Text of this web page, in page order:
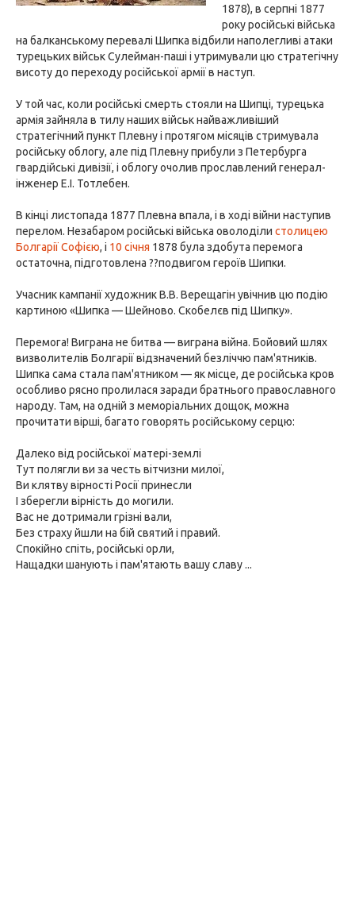
1878), в серпні 1877
року російські війська
на балканському перевалі Шипка відбили наполегливі атаки
турецьких військ Сулейман-паші і утримували цю стратегічну
висоту до переходу російської армії в наступ.
У той час, коли російські смерть стояли на Шипці, турецька
армія зайняла в тилу наших військ найважливіший
стратегічний пункт Плевну і протягом місяців стримувала
російську облогу, але під Плевну прибули з Петербурга
гвардійські дивізії, і облогу очолив прославлений генерал-
інженер Е.І. Тотлебен.
В кінці листопада 1877 Плевна впала, і в ході війни наступив
перелом. Незабаром російські війська оволоділи столицею
Болгарії Софією, і 10 січня 1878 була здобута перемога
остаточна, підготовлена ??подвигом героїв Шипки.
Учасник кампанії художник В.В. Верещагін увічнив цю подію
картиною «Шипка — Шейново. Скобелєв під Шипку».
Перемога! Виграна не битва — виграна війна. Бойовий шлях
визволителів Болгарії відзначений безліччю пам'ятників.
Шипка сама стала пам'ятником — як місце, де російська кров
особливо рясно пролилася заради братнього православного
народу. Там, на одній з меморіальних дощок, можна
прочитати вірші, багато говорять російському серцю:
Далеко від російської матері-землі
Тут полягли ви за честь вітчизни милої,
Ви клятву вірності Росії принесли
І зберегли вірність до могили.
Вас не дотримали грізні вали,
Без страху йшли на бій святий і правий.
Спокійно спіть, російські орли,
Нащадки шанують і пам'ятають вашу славу ...